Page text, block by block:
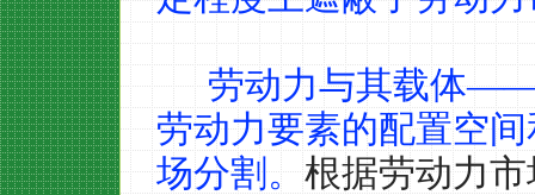
劳动力与其载体
劳动力要素的配置空
场分割。根据劳动力